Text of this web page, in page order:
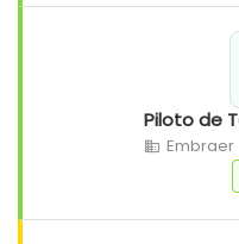
Piloto de
Embraer